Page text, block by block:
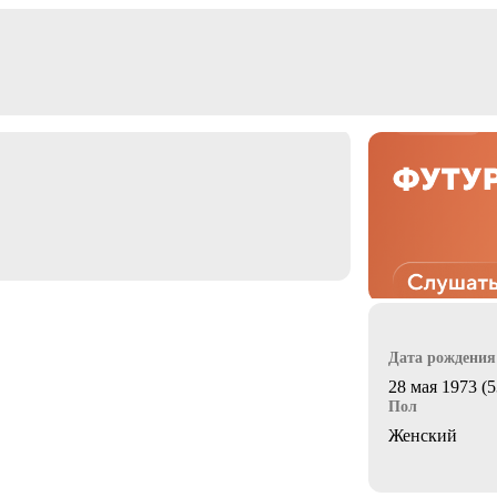
Дата рождения
28 мая 1973
Пол
Женский